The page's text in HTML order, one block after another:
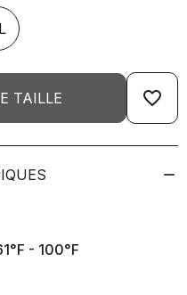
TAILLE favorite_border
- 100°F